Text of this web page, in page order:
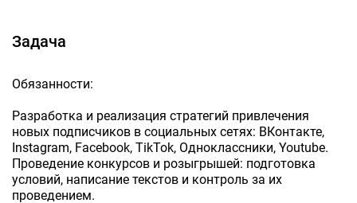
Задача
Обязанности:
Разработка и реализация стратегий привлечения
новых подписчиков в социальных сетях: ВКонтакте,
Instagram, Facebook, TikTok, Одноклассники, Youtube.
Проведение конкурсов и розыгрышей: подготовка
условий, написание текстов и контроль за их
проведением.